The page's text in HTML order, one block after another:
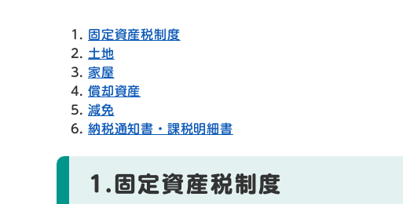
固定資産税制度
土地
家屋
償却資産
減免
納税通知書・課税明細書
1.固定資産税制度